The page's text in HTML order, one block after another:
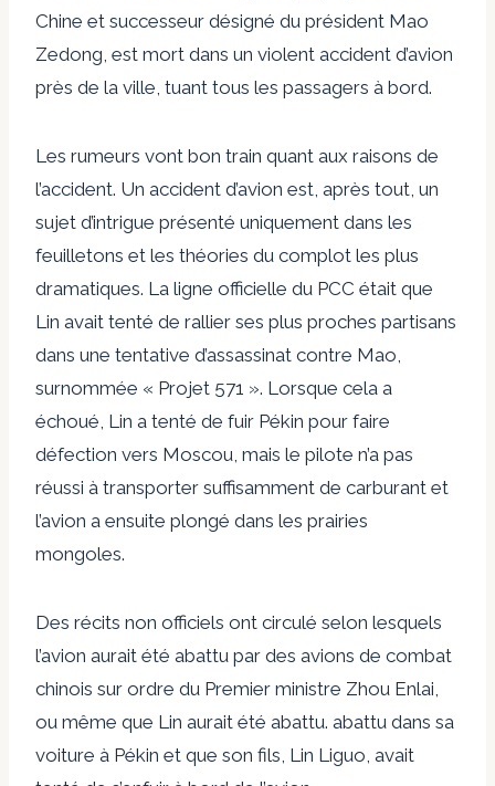
Chine et successeur désigné du président Mao
Zedong, est mort dans un violent accident d’avion
près de la ville, tuant tous les passagers à bord.
Les rumeurs vont bon train quant aux raisons de
l’accident. Un accident d’avion est, après tout, un
sujet d’intrigue présenté uniquement dans les
feuilletons et les théories du complot les plus
dramatiques. La ligne officielle du PCC était que
Lin avait tenté de rallier ses plus proches partisans
dans une tentative d’assassinat contre Mao,
surnommée « Projet 571 ». Lorsque cela a
échoué, Lin a tenté de fuir Pékin pour faire
défection vers Moscou, mais le pilote n’a pas
réussi à transporter suffisamment de carburant et
l’avion a ensuite plongé dans les prairies
mongoles.
Des récits non officiels ont circulé selon lesquels
l’avion aurait été abattu par des avions de combat
chinois sur ordre du Premier ministre Zhou Enlai,
ou même que Lin aurait été abattu. abattu dans sa
voiture à Pékin et que son fils, Lin Liguo, avait